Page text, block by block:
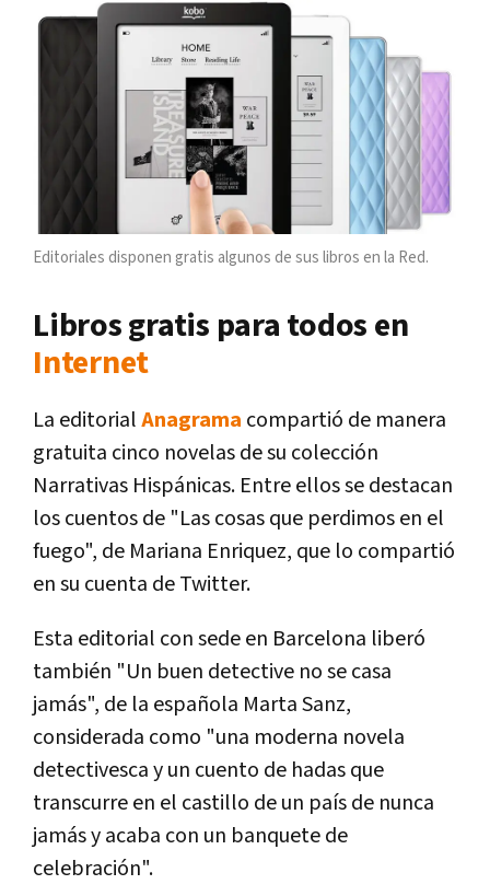
Editoriales disponen gratis algunos de sus libros en la Red.
Libros gratis para todos en
Internet
La editorialAnagrama compartió de manera
gratuita cinco novelas de su colección
Narrativas Hispánicas. Entre ellos se destacan
los cuentos de "Las cosas que perdimos en el
fuego", de Mariana Enriquez, que lo compartió
en su cuenta de Twitter.
Esta editorial con sede en Barcelona liberó
también "Un buen detective no se casa
jamás", de la española Marta Sanz,
considerada como "una moderna novela
detectivesca y un cuento de hadas que
transcurre en el castillo de un país de nunca
jamás y acaba con un banquete de
celebración".